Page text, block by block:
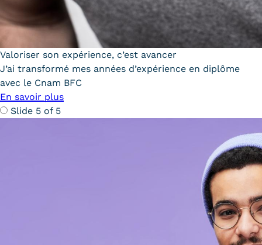
Valoriser son expérience, c’est avancer
J’ai transformé mes années d’expérience en diplôme
avec le Cnam BFC
En savoir plus
Slide 5 of 5